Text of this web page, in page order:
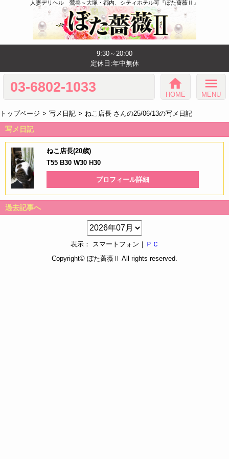
人妻デリヘル 鶯谷～大塚・都内、シティホテル可『ぼた薔薇Ⅱ』
9:30～20:00
定休日:年中無休
03-6802-1033 home
HOME
menu
MENU
トップページ 写メ日記 ねこ店長 さんの25/06/13の写メ日記
写メ日記
ねこ店長(20歳)
T55 B30 W30 H30
プロフィール詳細
過去記事へ
表示： スマートフォン｜ ＰＣ
Copyright© ぼた薔薇Ⅱ All rights reserved.